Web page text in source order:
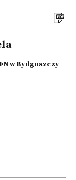
w Bydgoszczy